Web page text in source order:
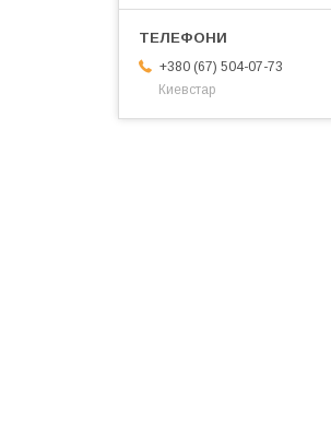
+380 (67) 504-07-73
Киевстар